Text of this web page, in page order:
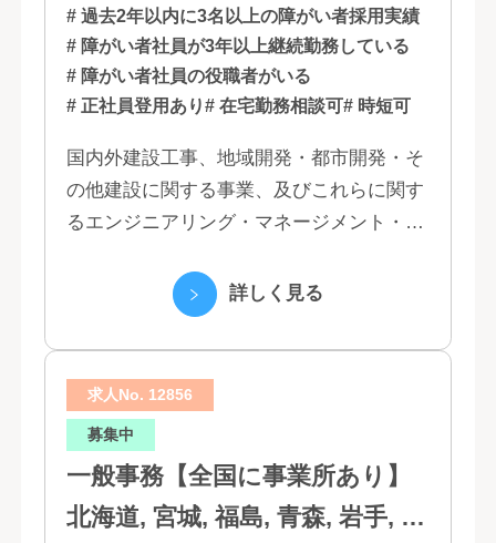
福岡
# 過去2年以内に3名以上の障がい者採用実績
# 障がい者社員が3年以上継続勤務している
# 障がい者社員の役職者がいる
# 正社員登用あり# 在宅勤務相談可# 時短可
国内外建設工事、地域開発・都市開発・そ
の他建設に関する事業、及びこれらに関す
るエンジニアリング・マネージメント・コ
詳しく見る
求人No. 12856
募集中
一般事務【全国に事業所あり】
北海道, 宮城, 福島, 青森, 岩手, 秋